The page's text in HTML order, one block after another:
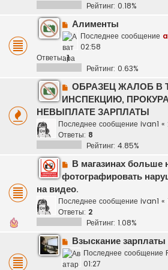
Рейтинг: 0.18%
Алименты
Последнее сообщение
02:58
Ответы:1
Рейтинг: 0.63%
ОБРАЗЕЦ ЖАЛОБ В
ИНСПЕКЦИЮ,
НЕВЫПЛАТЕ ЗАРПЛАТЫ
Последнее сообщение ivan1 «
Ответы: 8
Рейтинг: 4.85%
В магазинах больше
фотографировать
на видео.
Последнее сообщение ivan1 «
Ответы: 2
Рейтинг: 1.08%
Взыскание
Последнее сообщение
01:27